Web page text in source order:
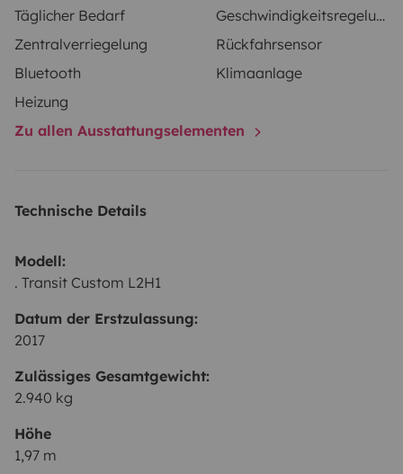
Täglicher Bedarf
Geschwindigkeitsregelung
Zentralverriegelung
Rückfahrsensor
Bluetooth
Klimaanlage
Heizung
Zu allen Ausstattungselementen
Technische Details
Modell:
. Transit Custom L2H1
Datum der Erstzulassung:
2017
Zulässiges Gesamtgewicht:
2.940 kg
Höhe
1,97 m